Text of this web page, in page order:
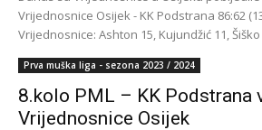
Vrijednosnice Osijek - KK Podstrana 86:62
Vrijednosnice: Ashton 15, Kujundžić 11, Šiško
Prva muška liga - sezona 2023 / 2024
8.kolo PML – KK Podstrana
Vrijednosnice Osijek